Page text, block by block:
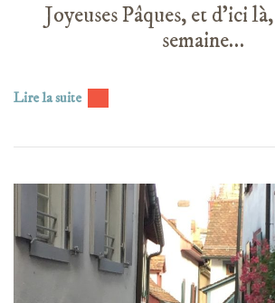
Joyeuses Pâques, et d’ici
semaine…
Lire la suite